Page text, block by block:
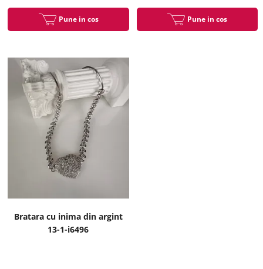
Pune in cos Pune in cos
Bratara cu inima din argint
13-1-i6496